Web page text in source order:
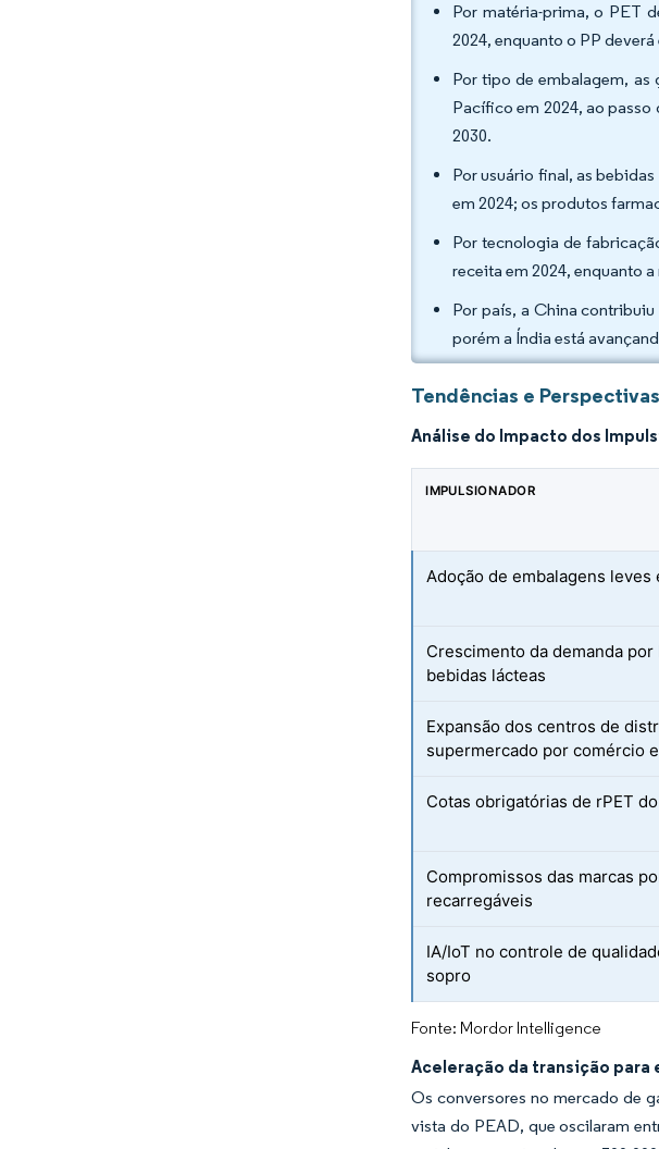
Por matéria-prima, o PET
2024, enquanto o PP
Por tipo de embalagem, as
Pacífico em 2024, ao
2030.
Por usuário final, as
em 2024; os produtos
Por tecnologia de
receita em 2024, enquanto
Por país, a China
porém a Índia está
Tendências e
Análise do Impacto dos
IMPULSIONADOR
Adoção de embalagens leves
Crescimento da demanda por
bebidas lácteas
Expansão dos centros de
supermercado por comércio
Cotas obrigatórias de rPET
Compromissos das marcas
recarregáveis
IA/IoT no controle de
sopro
Fonte: Mordor Intelligence
Aceleração da transição para
Os conversores no mercado de
vista do PEAD, que oscilaram